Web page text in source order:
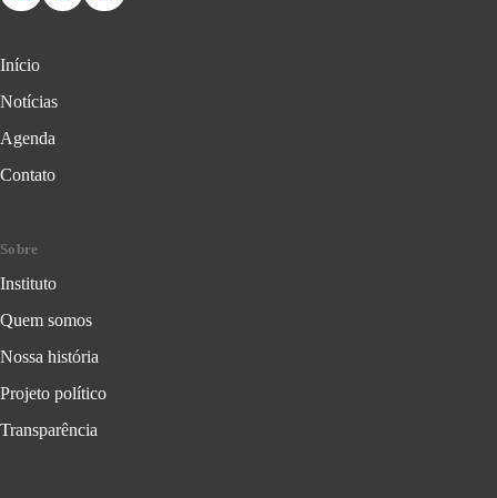
Início
Notícias
Agenda
Contato
Sobre
Instituto
Quem somos
Nossa história
Projeto político
Transparência